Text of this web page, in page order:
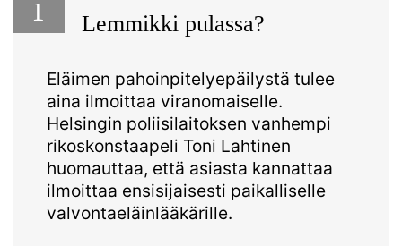
Lemmikki pulassa?
Eläimen pahoinpitelyepäilystä tulee
aina ilmoittaa viranomaiselle.
Helsingin poliisilaitoksen vanhempi
rikoskonstaapeli Toni Lahtinen
huomauttaa, että asiasta kannattaa
ilmoittaa ensisijaisesti paikalliselle
valvontaeläinlääkärille.